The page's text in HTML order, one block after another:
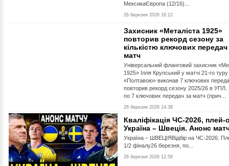
МексикаЄвропа (12/16)...
26 березня 2026 16:12
Захисник «Металіста 1925»
повторив рекорд сезону за
кількістю ключових передач
матч
Універсальний фланговий захисник
1925» Ілля Крупський у матчі 21-го туру
«Полтавою» виконав 7 ключових
повторив рекорд сезону 2025/26 в УПЛ.
по 7 ключових передач за матч (прич...
26 березня 2026 14:38
Кваліфікація ЧС-2026,
Україна – Швеція. Анонс
Україна – ШВЕЦІЯВідбір на ЧС-2026.
1/2 фіналу26 березня, по...
26 березня 2026 12:59